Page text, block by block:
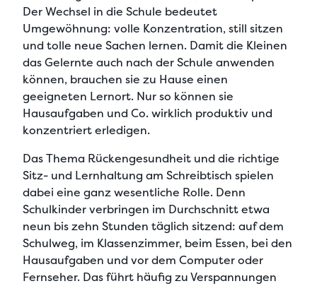
Der Wechsel in die Schule bedeutet
Umgewöhnung: volle Konzentration, still sitzen
und tolle neue Sachen lernen. Damit die Kleinen
das Gelernte auch nach der Schule anwenden
können, brauchen sie zu Hause einen
geeigneten Lernort. Nur so können sie
Hausaufgaben und Co. wirklich produktiv und
konzentriert erledigen.
Das Thema Rückengesundheit und die richtige
Sitz- und Lernhaltung am Schreibtisch spielen
dabei eine ganz wesentliche Rolle. Denn
Schulkinder verbringen im Durchschnitt etwa
neun bis zehn Stunden täglich sitzend: auf dem
Schulweg, im Klassenzimmer, beim Essen, bei den
Hausaufgaben und vor dem Computer oder
Fernseher. Das führt häufig zu Verspannungen